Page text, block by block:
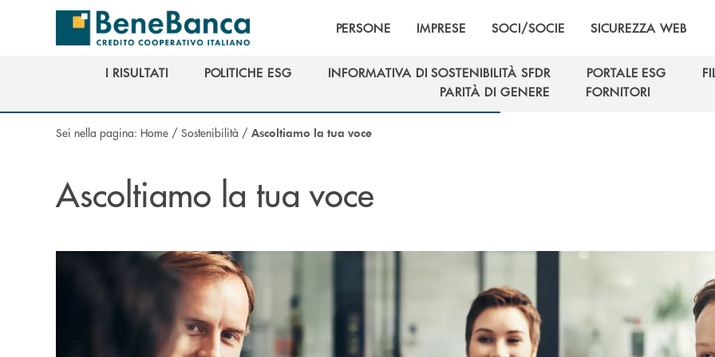
Salta al contenuto principale
PERSONE IMPRESE SOCI/SOCIE SICUREZZA WEB
I RISULTATI
POLITICHE ESG
INFORMATIVA DI SOSTENIBILITÀ SFDR
INFORMATIVA DI SOSTENIBILITÀ SFDR
PORTALE ESG
PORTALE ESG
PARITÀ DI GENERE
PARITÀ DI GENERE
FORNITORI
Sei nella pagina: Home / Sostenibilità / Ascoltiamo la tua voce
Ascoltiamo la tua voce